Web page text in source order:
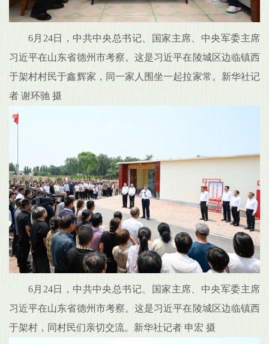
6月24日，中共中央总书记、国家主席、中央军委主席
习近平在山东省德州市考察。这是习近平在陵城区边临镇西
于架村村民于鑫辉家，同一家人围坐一起拉家常。新华社记
者 谢环驰 摄
6月24日，中共中央总书记、国家主席、中央军委主席
习近平在山东省德州市考察。这是习近平在陵城区边临镇西
于架村，同村民们亲切交流。新华社记者 申宏 摄